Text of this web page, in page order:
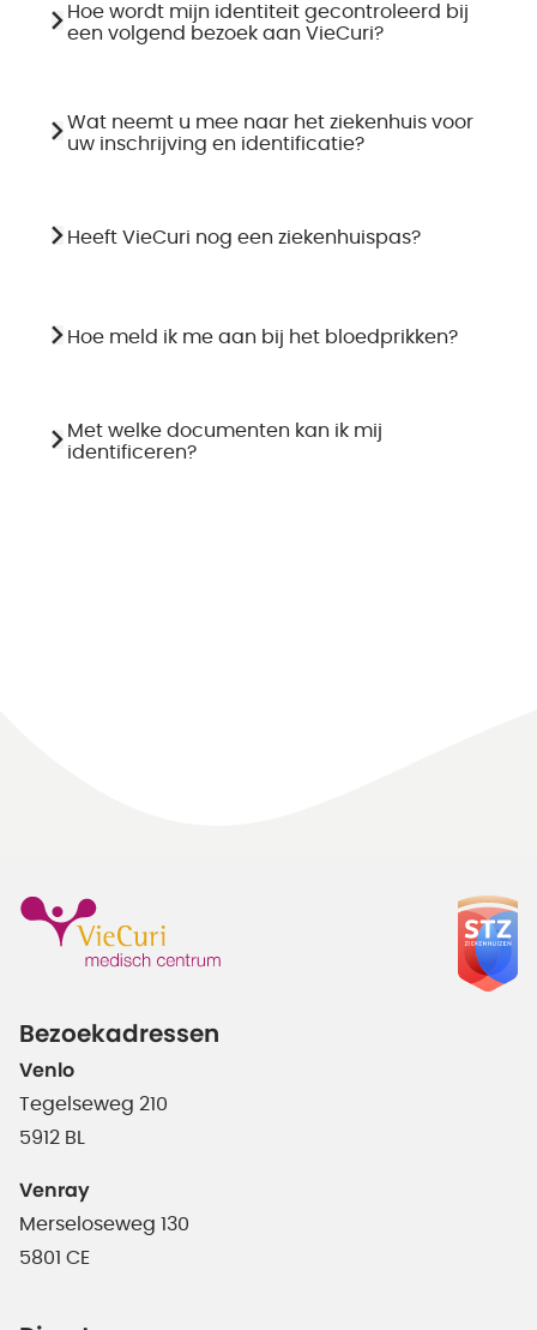
Hoe wordt mijn identiteit gecontroleerd bij
een volgend bezoek aan VieCuri?
Wat neemt u mee naar het ziekenhuis voor
uw inschrijving en identificatie?
Heeft VieCuri nog een ziekenhuispas?
Hoe meld ik me aan bij het bloedprikken?
Met welke documenten kan ik mij
identificeren?
Bezoekadressen
Venlo
Tegelseweg 210
5912 BL
Venray
Merseloseweg 130
5801 CE